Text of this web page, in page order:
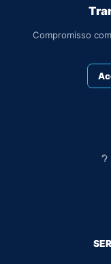
Compromisso